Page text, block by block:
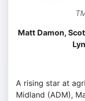
Matt Damon,
A rising star at
Midland (ADM),